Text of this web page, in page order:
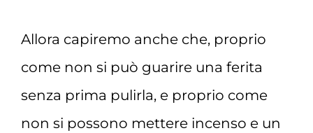
Allora capiremo anche che, proprio
come non si può guarire una ferita
senza prima pulirla, e proprio come
non si possono mettere incenso e un